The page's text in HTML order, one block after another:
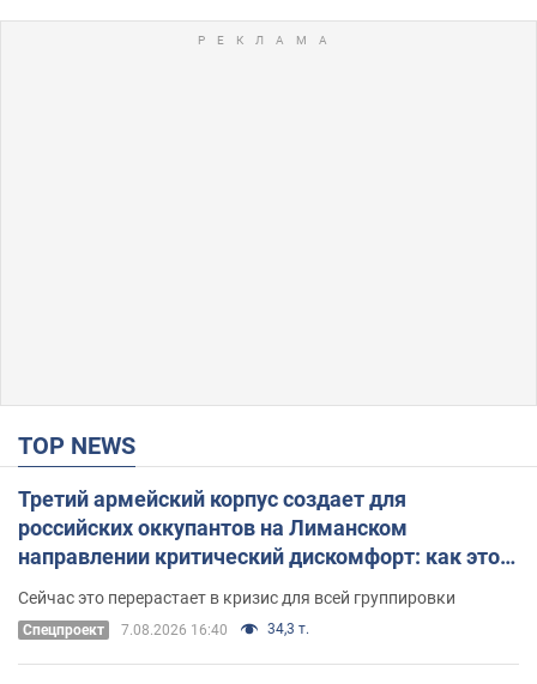
TOP NEWS
Третий армейский корпус создает для
российских оккупантов на Лиманском
направлении критический дискомфорт: как это
удалось
Сейчас это перерастает в кризис для всей группировки
Спецпроект 7.08.2026 16:40 34,3 т.